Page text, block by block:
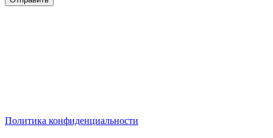
Политика конфиденциальности